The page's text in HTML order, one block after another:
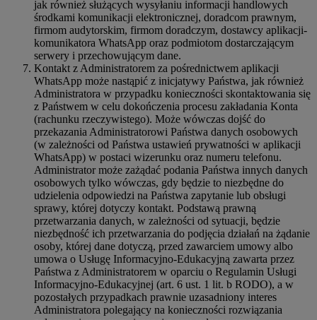
jak również służących wysyłaniu informacji handlowych
środkami komunikacji elektronicznej, doradcom prawnym,
firmom audytorskim, firmom doradczym, dostawcy aplikacji-
komunikatora WhatsApp oraz podmiotom dostarczającym
serwery i przechowującym dane.
Kontakt z Administratorem za pośrednictwem aplikacji
WhatsApp może nastąpić z inicjatywy Państwa, jak również
Administratora w przypadku konieczności skontaktowania się
z Państwem w celu dokończenia procesu zakładania Konta
(rachunku rzeczywistego). Może wówczas dojść do
przekazania Administratorowi Państwa danych osobowych
(w zależności od Państwa ustawień prywatności w aplikacji
WhatsApp) w postaci wizerunku oraz numeru telefonu.
Administrator może zażądać podania Państwa innych danych
osobowych tylko wówczas, gdy będzie to niezbędne do
udzielenia odpowiedzi na Państwa zapytanie lub obsługi
sprawy, której dotyczy kontakt. Podstawą prawną
przetwarzania danych, w zależności od sytuacji, będzie
niezbędność ich przetwarzania do podjęcia działań na żądanie
osoby, której dane dotyczą, przed zawarciem umowy albo
umowa o Usługę Informacyjno-Edukacyjną zawarta przez
Państwa z Administratorem w oparciu o Regulamin Usługi
Informacyjno-Edukacyjnej (art. 6 ust. 1 lit. b RODO), a w
pozostałych przypadkach prawnie uzasadniony interes
Administratora polegający na konieczności rozwiązania